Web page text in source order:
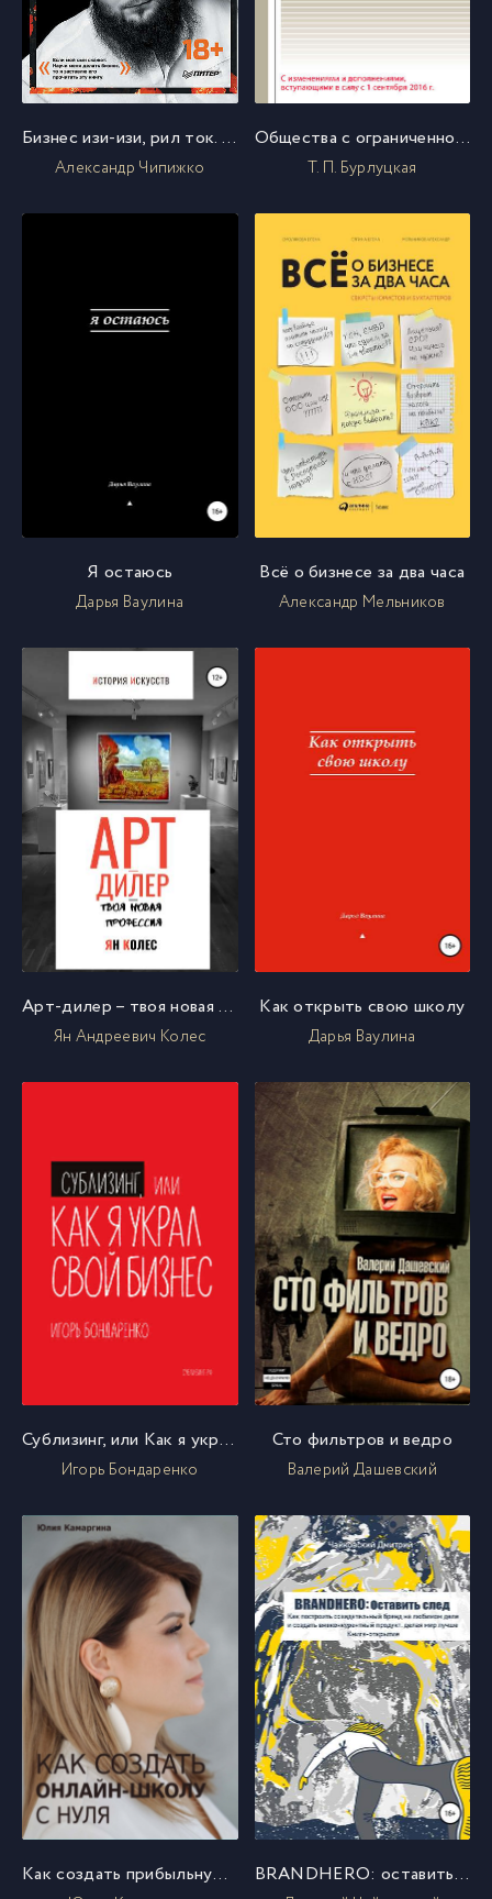
Бизнес изи-изи, рил ток. Как прокачать себя, перестать страдать и стать миллионером
Александр Чипижко
Общества с ограниченной ответственностью. Практические рекомендации
Т. П. Бурлуцкая
Я остаюсь
Дарья Ваулина
Всё о бизнесе за два часа
Александр Мельников
Арт-дилер – твоя новая профессия
Ян Андреевич Колес
Как открыть свою школу
Дарья Ваулина
Сублизинг, или Как я украл свой бизнес
Игорь Бондаренко
Сто фильтров и ведро
Валерий Дашевский
Как создать прибыльную онлайн-школу с нуля BRANDHERO: оставить след